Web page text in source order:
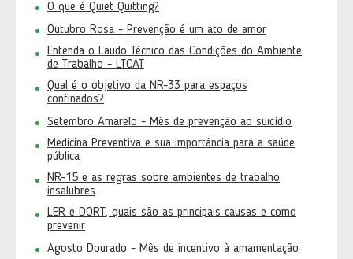
O que é Quiet Quitting?
Outubro Rosa - Prevenção é um ato de amor
Entenda o Laudo Técnico das Condições do Ambiente
de Trabalho - LTCAT
Qual é o objetivo da NR-33 para espaços
confinados?
Setembro Amarelo - Mês de prevenção ao suicídio
Medicina Preventiva e sua importância para a saúde
pública
NR-15 e as regras sobre ambientes de trabalho
insalubres
LER e DORT, quais são as principais causas e como
prevenir
Agosto Dourado - Mês de incentivo à amamentação